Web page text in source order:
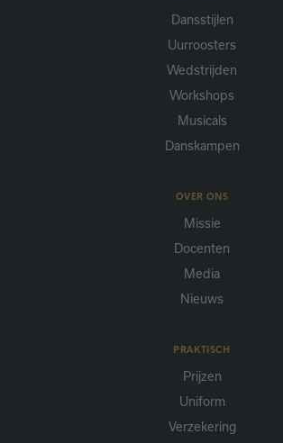
Dansstijlen
Uurroosters
Wedstrijden
Workshops
Musicals
Danskampen
OVER ONS
Missie
Docenten
Media
Nieuws
PRAKTISCH
Prijzen
Uniform
Verzekering